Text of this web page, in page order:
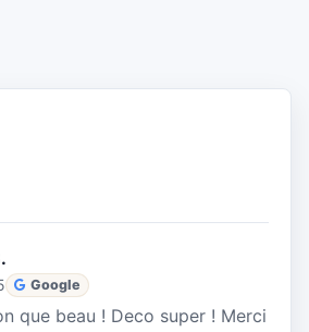
Google
que beau ! Deco super ! Merci